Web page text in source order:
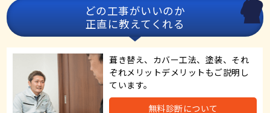
正直に教えてくれる
葺き替え、カバー工法、塗装、それ
ぞれメリットデメリットもご説明し
ています。
無料診断について